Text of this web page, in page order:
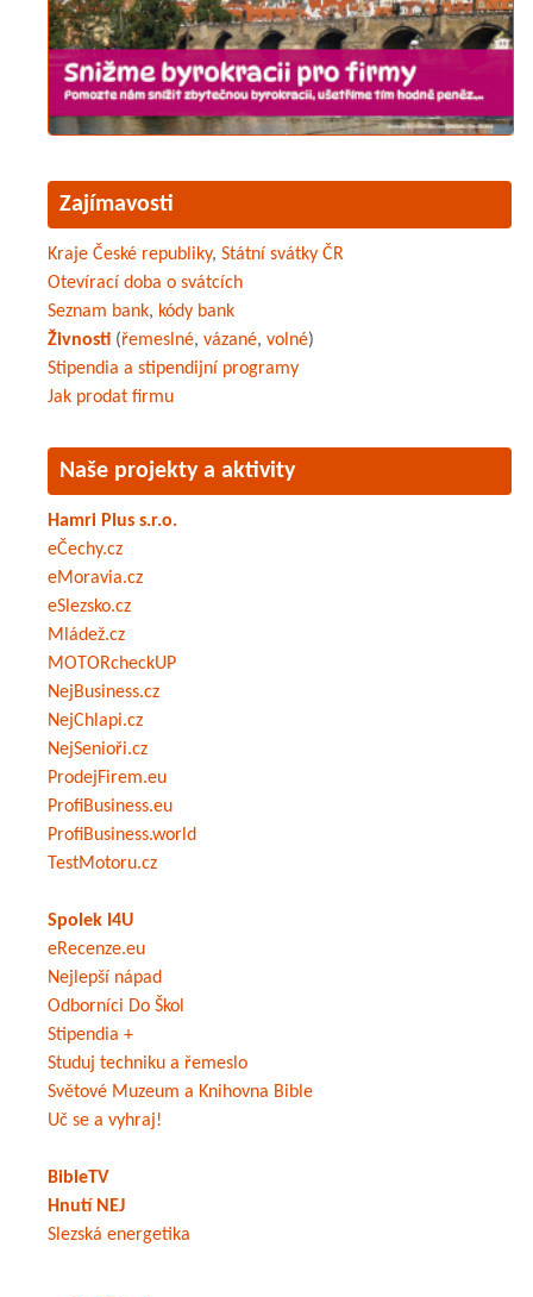
Zajímavosti
Kraje České republiky, Státní svátky ČR
Otevírací doba o svátcích
Seznam bank, kódy bank
Živnosti (řemeslné, vázané, volné)
Stipendia a stipendijní programy
Jak prodat firmu
Naše projekty a aktivity
Hamri Plus s.r.o.
eČechy.cz
eMoravia.cz
eSlezsko.cz
Mládež.cz
MOTORcheckUP
NejBusiness.cz
NejChlapi.cz
NejSenioři.cz
ProdejFirem.eu
ProfiBusiness.eu
ProfiBusiness.world
TestMotoru.cz
Spolek I4U
eRecenze.eu
Nejlepší nápad
Odborníci Do Škol
Stipendia +
Studuj techniku a řemeslo
Světové Muzeum a Knihovna Bible
Uč se a vyhraj!
BibleTV
Hnutí NEJ
Slezská energetika